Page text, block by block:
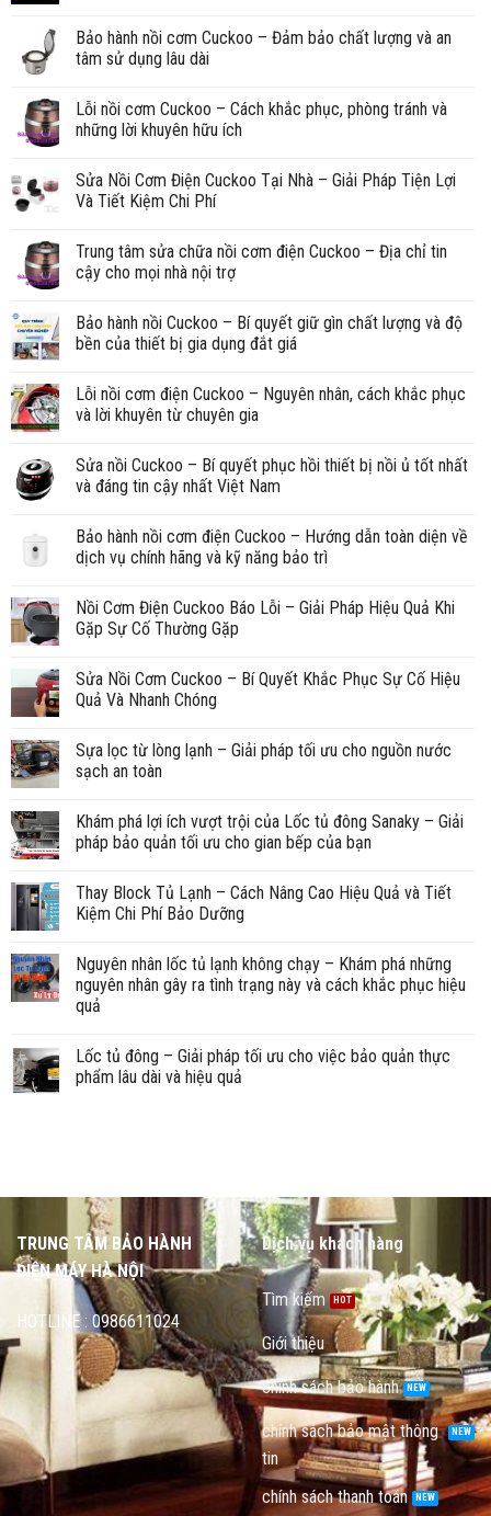
Bảo hành nồi cơm Cuckoo – Đảm bảo chất lượng và an
tâm sử dụng lâu dài
Lỗi nồi cơm Cuckoo – Cách khắc phục, phòng tránh và
những lời khuyên hữu ích
Sửa Nồi Cơm Điện Cuckoo Tại Nhà – Giải Pháp Tiện Lợi
Và Tiết Kiệm Chi Phí
Trung tâm sửa chữa nồi cơm điện Cuckoo – Địa chỉ tin
cậy cho mọi nhà nội trợ
Bảo hành nồi Cuckoo – Bí quyết giữ gìn chất lượng và độ
bền của thiết bị gia dụng đắt giá
Lỗi nồi cơm điện Cuckoo – Nguyên nhân, cách khắc phục
và lời khuyên từ chuyên gia
Sửa nồi Cuckoo – Bí quyết phục hồi thiết bị nồi ủ tốt nhất
và đáng tin cậy nhất Việt Nam
Bảo hành nồi cơm điện Cuckoo – Hướng dẫn toàn diện về
dịch vụ chính hãng và kỹ năng bảo trì
Nồi Cơm Điện Cuckoo Báo Lỗi – Giải Pháp Hiệu Quả Khi
Gặp Sự Cố Thường Gặp
Sửa Nồi Cơm Cuckoo – Bí Quyết Khắc Phục Sự Cố Hiệu
Quả Và Nhanh Chóng
Sựa lọc từ lòng lạnh – Giải pháp tối ưu cho nguồn nước
sạch an toàn
Khám phá lợi ích vượt trội của Lốc tủ đông Sanaky – Giải
pháp bảo quản tối ưu cho gian bếp của bạn
Thay Block Tủ Lạnh – Cách Nâng Cao Hiệu Quả và Tiết
Kiệm Chi Phí Bảo Dưỡng
Nguyên nhân lốc tủ lạnh không chạy – Khám phá những
nguyên nhân gây ra tình trạng này và cách khắc phục hiệu
quả
Lốc tủ đông – Giải pháp tối ưu cho việc bảo quản thực
phẩm lâu dài và hiệu quả
TRUNG TÂM BẢO HÀNH
ĐIỆN MÁY HÀ NỘI
HOTLINE : 0986611024
Dịch vụ khách hàng
Tìm kiếm
Giới thiệu
chính sách bảo hành
chính sách bảo mật thông
tin
chính sách thanh toán